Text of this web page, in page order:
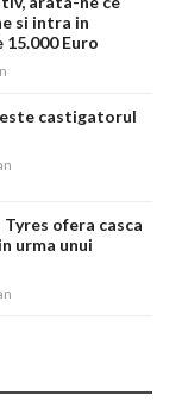
si intra in
Euro
castigatorul
ofera casca
urma unui